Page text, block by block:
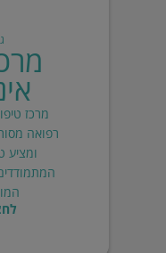
מרכז
רפואה
ומציע